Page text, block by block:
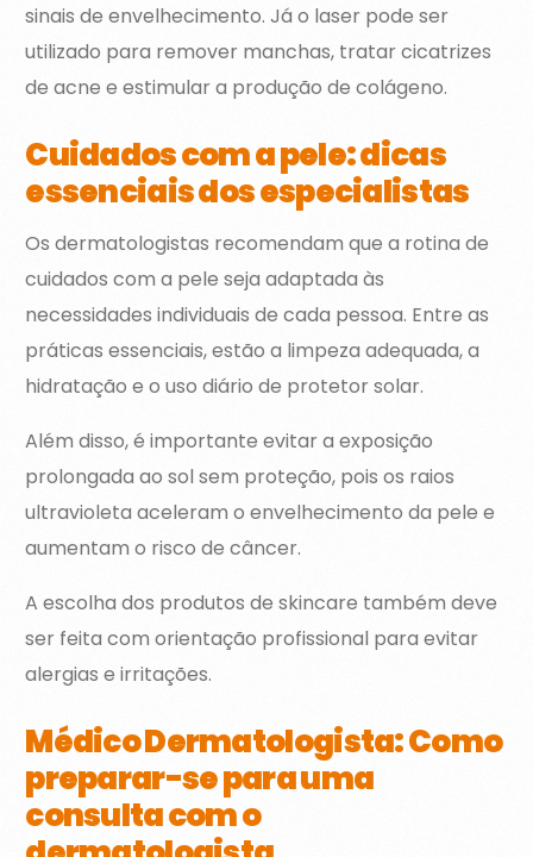
sinais de envelhecimento. Já o laser pode ser
utilizado para remover manchas, tratar cicatrizes
de acne e estimular a produção de colágeno.
Cuidados com a pele: dicas
essenciais dos especialistas
Os dermatologistas recomendam que a rotina de
cuidados com a pele seja adaptada às
necessidades individuais de cada pessoa. Entre as
práticas essenciais, estão a limpeza adequada, a
hidratação e o uso diário de protetor solar.
Além disso, é importante evitar a exposição
prolongada ao sol sem proteção, pois os raios
ultravioleta aceleram o envelhecimento da pele e
aumentam o risco de câncer.
A escolha dos produtos de skincare também deve
ser feita com orientação profissional para evitar
alergias e irritações.
Médico Dermatologista: Como
preparar-se para uma
consulta com o